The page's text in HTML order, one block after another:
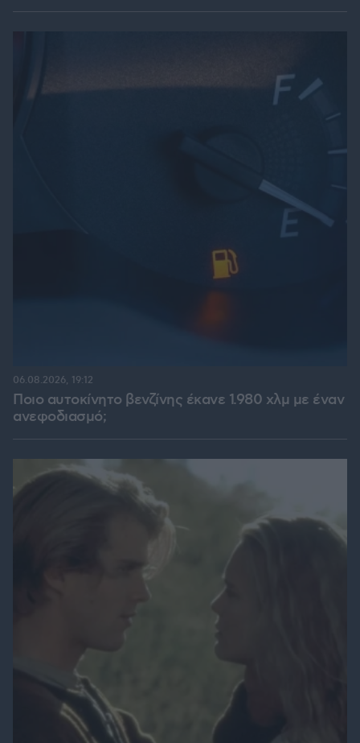
Ποιο αυτοκίνητο βενζίνης έκανε 1.980 χλμ με έναν
ανεφοδιασμό;
06.08.2026, 19:12